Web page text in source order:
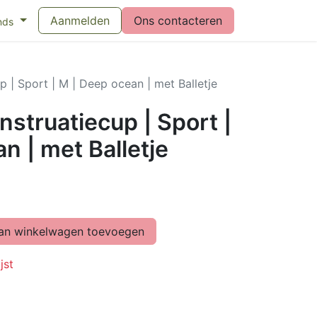
maandverband Vragen over menstruatiecups
Aanmelden Ons contacteren
| Sport | M | Deep ocean | met Balletje
| Sport |
| met Balletje
winkelwagen toevoegen